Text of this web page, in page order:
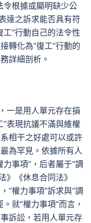
令根據或顯明缺少公
達之訴求能否具有符
”行動自己的法令性
轉化為“復工”行動的
詳細剖析。
一是用人單元存在損
表現抗議不滿與維權
相干之好處可以或許
為罕見。依據所有人
事項”，后者屬于“調
《休息合同法》
“權力事項”訴求與“調
就“權力事項”而言，
訴訟，若用人單元存